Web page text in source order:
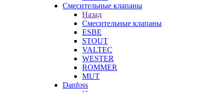
Смесительные клапаны
Назад
Смесительные клапаны
ESBE
STOUT
VALTEC
WESTER
ROMMER
MUT
Danfoss